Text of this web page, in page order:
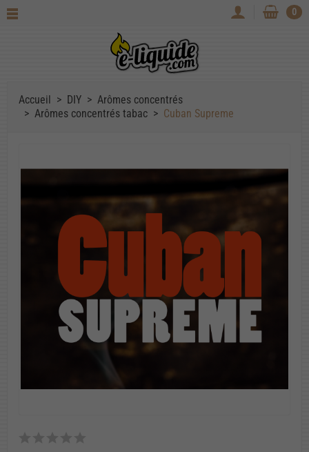
0
Accueil DIY
Arômes concentrés
Arômes concentrés tabac
Cuban Supreme